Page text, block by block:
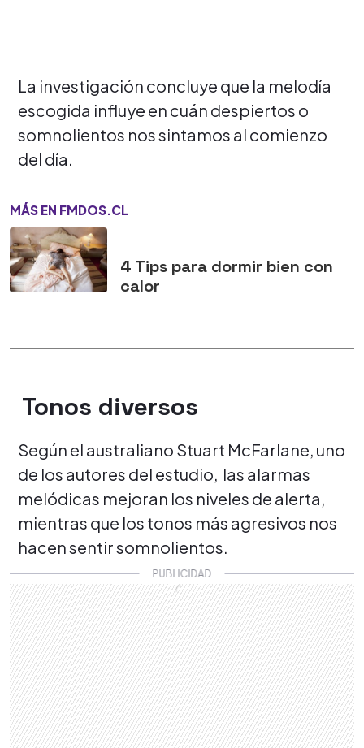
La investigación concluye que la melodía
escogida influye en cuán despiertos o
somnolientos nos sintamos al comienzo
del día.
MÁS EN FMDOS.CL
4 Tips para dormir bien con
calor
Tonos diversos
Según el australiano Stuart McFarlane, uno
de los autores del estudio, las alarmas
melódicas mejoran los niveles de alerta,
mientras que los tonos más agresivos nos
hacen sentir somnolientos.